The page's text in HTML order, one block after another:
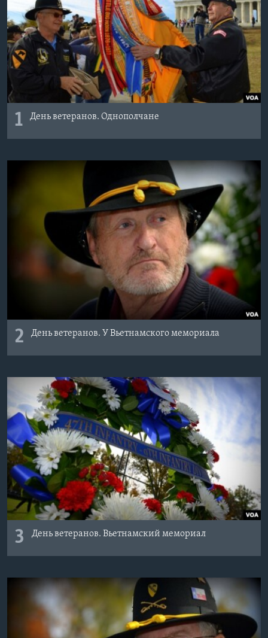
Learning English
СОЦИАЛЬНЫЕ СЕТИ
Языки
1 День ветеранов. Однополчане
2 День ветеранов. У Вьетнамского мемориала
3 День ветеранов. Вьетнамский мемориал